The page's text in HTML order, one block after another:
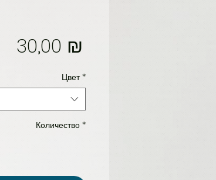
30,00 ₪
Цвет *
Количество *